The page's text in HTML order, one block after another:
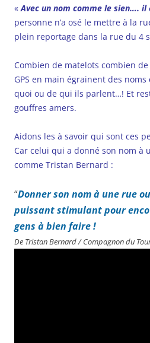
« Avec un nom comme le sien…. il
personne n’a osé le mettre à la
plein reportage dans la rue du 4
Combien de matelots combien
GPS en main égrainent des
quoi ou de qui ils parlent…! Et
gouffres amers.
Aidons les à savoir qui sont ces
Car celui qui a donné son nom à
comme Tristan Bernard :
“Donner son nom à une rue
puissant stimulant pour
gens à bien faire !
De Tristan Bernard / Compagnon du